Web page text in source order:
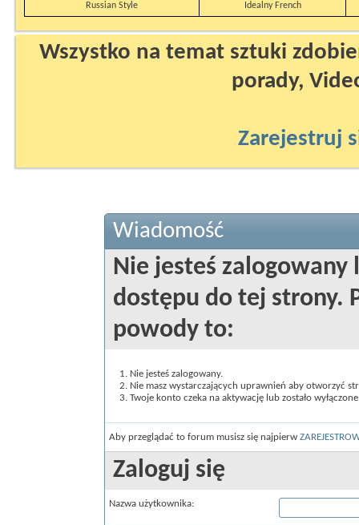
Russian Style
Idealny French
Wszystko na temat sztuki
porady,
Zarejestruj
Wiadomość
Nie jesteś zalogowany
dostępu do tej strony.
powody to:
Nie jesteś zalogowany.
Nie masz wystarczających uprawnień aby otworzyć
Twoje konto czeka na aktywację lub zostało
Aby przeglądać to forum musisz się najpierw
Zaloguj się
Nazwa użytkownika: